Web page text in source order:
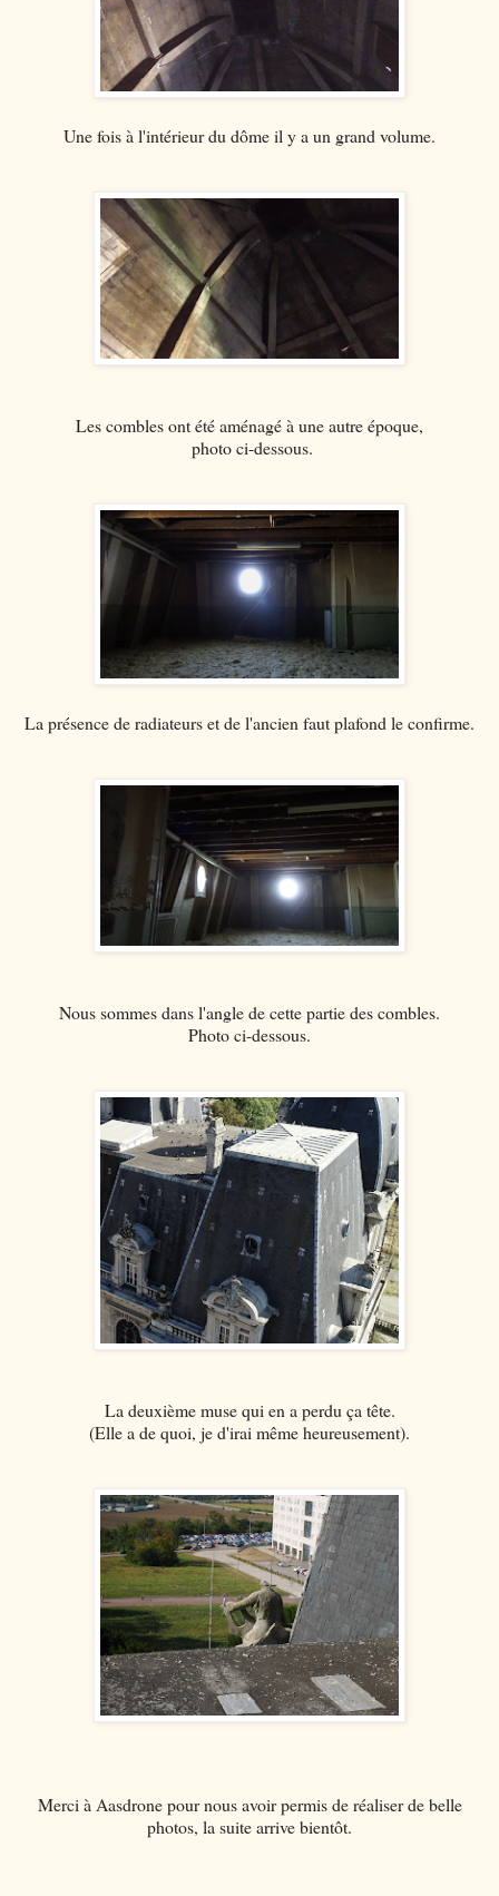
Une fois à l'intérieur du dôme il y a un grand volume.
Les combles ont été aménagé à une autre époque,
photo ci-dessous.
La présence de radiateurs et de l'ancien faut plafond le confirme.
Nous sommes dans l'angle de cette partie des combles.
Photo ci-dessous.
La deuxième muse qui en a perdu ça tête.
(Elle a de quoi, je d'irai même heureusement).
Merci à Aasdrone pour nous avoir permis de réaliser de belle
photos, la suite arrive bientôt.